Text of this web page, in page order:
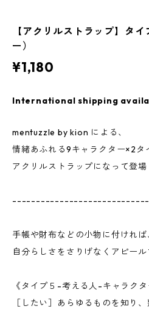
【アクリルストラップ】タ
ー）
¥1,180
International shipping
mentuzzle by kion による、
情緒あふれる9キャラクター×2タ
アクリルストラップになって登場
手帳や財布などの小物に付ければ
自分らしさをさりげなくアピー
《タイプ５-考える人-キャラクタ
［したい］あらゆるものを知り